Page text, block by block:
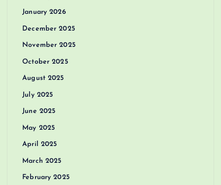
January 2026
December 2025
November 2025
October 2025
August 2025
July 2025
June 2025
May 2025
April 2025
March 2025
February 2025